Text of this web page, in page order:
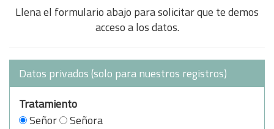
Llena el formulario abajo para solicitar que te demos
acceso a los datos.
Datos privados (solo para nuestros registros)
Tratamiento
Señor
Señora